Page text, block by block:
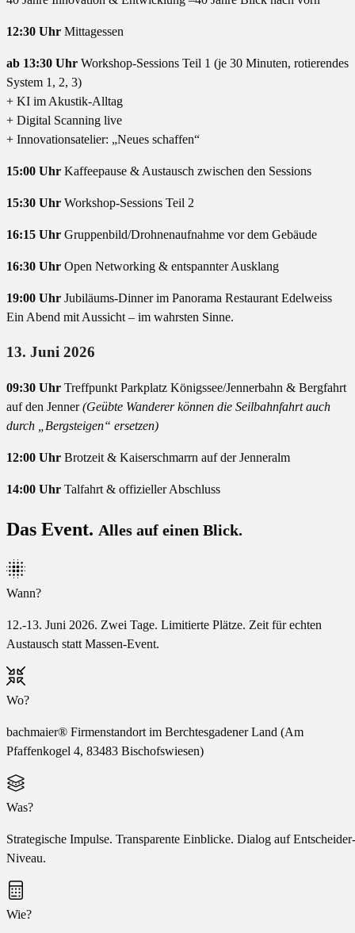
12:30 Uhr Mittagessen
ab 13:30 Uhr Workshop-Sessions Teil 1 (je 30 Minuten, rotierendes
System 1, 2, 3)
+ KI im Akustik-Alltag
+ Digital Scanning live
+ Innovationsatelier: „Neues schaffen“
15:00 Uhr Kaffeepause & Austausch zwischen den Sessions
15:30 Uhr Workshop-Sessions Teil 2
16:15 Uhr Gruppenbild/Drohnenaufnahme vor dem Gebäude
16:30 Uhr Open Networking & entspannter Ausklang
19:00 Uhr Jubiläums-Dinner im Panorama Restaurant Edelweiss
Ein Abend mit Aussicht – im wahrsten Sinne.
13. Juni 2026
09:30 Uhr Treffpunkt Parkplatz Königssee/Jennerbahn & Bergfahrt
auf den Jenner(Geübte Wanderer können die Seilbahnfahrt auch
durch „Bergsteigen“ ersetzen)
12:00 Uhr Brotzeit & Kaiserschmarrn auf der Jenneralm
14:00 Uhr Talfahrt & offizieller Abschluss
Das Event. Alles auf einen Blick.
Wann?
12.-13. Juni 2026. Zwei Tage. Limitierte Plätze. Zeit für echten
Austausch statt Massen-Event.
Wo?
bachmaier® Firmenstandort im Berchtesgadener Land (Am
Pfaffenkogel 4, 83483 Bischofswiesen)
Was?
Strategische Impulse. Transparente Einblicke. Dialog auf Entscheider-
Niveau.
Wie?